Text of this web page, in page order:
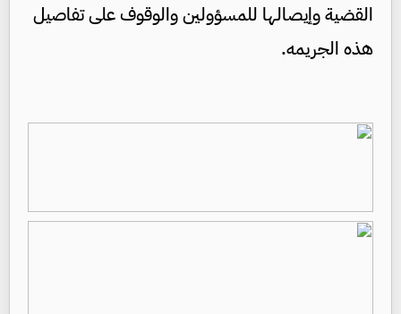
القضية وإيصالها للمسؤولين والوقوف على تفاصيل
هذه الجريمه.